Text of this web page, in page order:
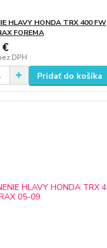
HLAVY HONDA TRX 400 FW
FOREMA
€
DPH
Pridať do košíka